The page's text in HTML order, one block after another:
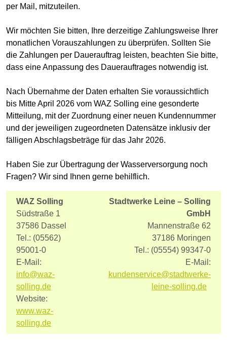
per Mail, mitzuteilen.
Wir möchten Sie bitten, Ihre derzeitige Zahlungsweise Ihrer
monatlichen Vorauszahlungen zu überprüfen. Sollten Sie
die Zahlungen per Dauerauftrag leisten, beachten Sie bitte,
dass eine Anpassung des Dauerauftrages notwendig ist.
Nach Übernahme der Daten erhalten Sie voraussichtlich
bis Mitte April 2026 vom WAZ Solling eine gesonderte
Mitteilung, mit der Zuordnung einer neuen Kundennummer
und der jeweiligen zugeordneten Datensätze inklusiv der
fälligen Abschlagsbeträge für das Jahr 2026.
Haben Sie zur Übertragung der Wasserversorgung noch
Fragen? Wir sind Ihnen gerne behilflich.
WAZ Solling
Südstraße 1
37586 Dassel
Tel.: (05562)
95001-0
E-Mail:
info@waz-
solling.de
Website:
www.waz-
solling.de
Stadtwerke Leine – Solling
GmbH
Mannenstraße 62
37186 Moringen
Tel.: (05554) 99347-0
E-Mail:
kundenservice@stadtwerke-
leine-solling.de